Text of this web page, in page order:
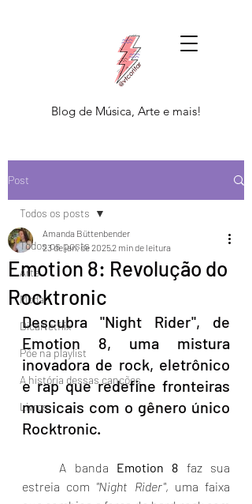
Blog de Música, Arte e mais!
Post
Todos os posts
Arte
Moda
DicaNetflix
Põe na playlist
A história dessas canções
Livros
Todos os posts
Emotion 8: Revolução do
Rocktronic
Amanda Büttenbender
23 de jan. de 20252 min de leitura
Descubra "Night Rider", de
Emotion 8, uma mistura
inovadora de rock, eletrônico
e rap que redefine fronteiras
musicais com o gênero único
Rocktronic.
	A banda
Emotion 8 faz sua
estreia com "Night Rider", uma faixa